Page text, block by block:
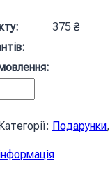
375 ₴
Подарунки,